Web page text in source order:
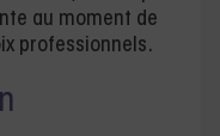
au moment de
professionnels.